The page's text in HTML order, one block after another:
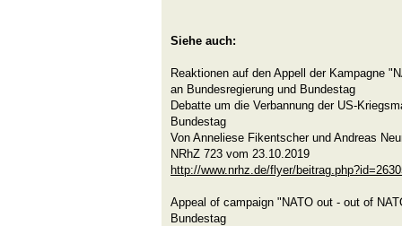
Siehe auch:
Reaktionen auf den Appell der Kampagne
an Bundesregierung und Bundestag
Debatte um die Verbannung der US-
Bundestag
Von Anneliese Fikentscher und Andreas
NRhZ 723 vom 23.10.2019
http://www.nrhz.de/flyer/
Appeal of campaign "NATO out - out of
Bundestag